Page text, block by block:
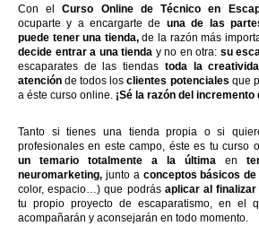
Con elCurso Online de Técnico en
ocuparte y a encargarte de una de las
puede tener una tienda,de la razón más
decide entrar a una tienda y no en otra: su
escaparates de las tiendas toda la
atención de todos losclientes potenciales que
a éste curso online. ¡Sé la razón del
Tanto si tienes una tienda propia o si
profesionales en este campo, éste es tu curso
un temario totalmente a la última en
neuromarketing, junto a conceptos básicos
color, espacio…) que podrás aplicar al
tu propio proyecto de escaparatismo, en el
acompañarán y aconsejarán en todo momento.